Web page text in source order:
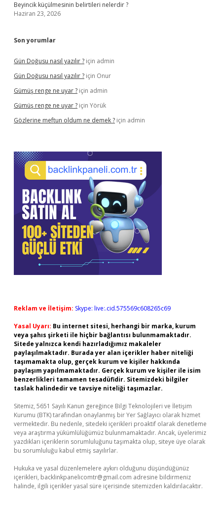
Beyincik küçülmesinin belirtileri nelerdir ?
Haziran 23, 2026
Son yorumlar
Gün Doğusu nasıl yazılır ? için admin
Gün Doğusu nasıl yazılır ? için Onur
Gümüş renge ne uyar ? için admin
Gümüş renge ne uyar ? için Yörük
Gözlerine meftun oldum ne demek ? için admin
Reklam ve İletişim: Skype: live:.cid.575569c608265c69
Yasal Uyarı: Bu internet sitesi, herhangi bir marka, kurum
veya şahıs şirketi ile hiçbir bağlantısı bulunmamaktadır.
Sitede yalnızca kendi hazırladığımız makaleler
paylaşılmaktadır. Burada yer alan içerikler haber niteliği
taşımamakta olup, gerçek kurum ve kişiler hakkında
paylaşım yapılmamaktadır. Gerçek kurum ve kişiler ile isim
benzerlikleri tamamen tesadüfidir. Sitemizdeki bilgiler
taslak halindedir ve tavsiye niteliği taşımazlar.
Sitemiz, 5651 Sayılı Kanun gereğince Bilgi Teknolojileri ve İletişim
Kurumu (BTK) tarafından onaylanmış bir Yer Sağlayıcı olarak hizmet
vermektedir. Bu nedenle, sitedeki içerikleri proaktif olarak denetleme
veya araştırma yükümlülüğümüz bulunmamaktadır. Ancak, üyelerimiz
yazdıkları içeriklerin sorumluluğunu taşımakta olup, siteye üye olarak
bu sorumluluğu kabul etmiş sayılırlar.
Hukuka ve yasal düzenlemelere aykırı olduğunu düşündüğünüz
içerikleri, backlinkpanelicomtr@gmail.com adresine bildirmeniz
halinde, ilgili içerikler yasal süre içerisinde sitemizden kaldırılacaktır.